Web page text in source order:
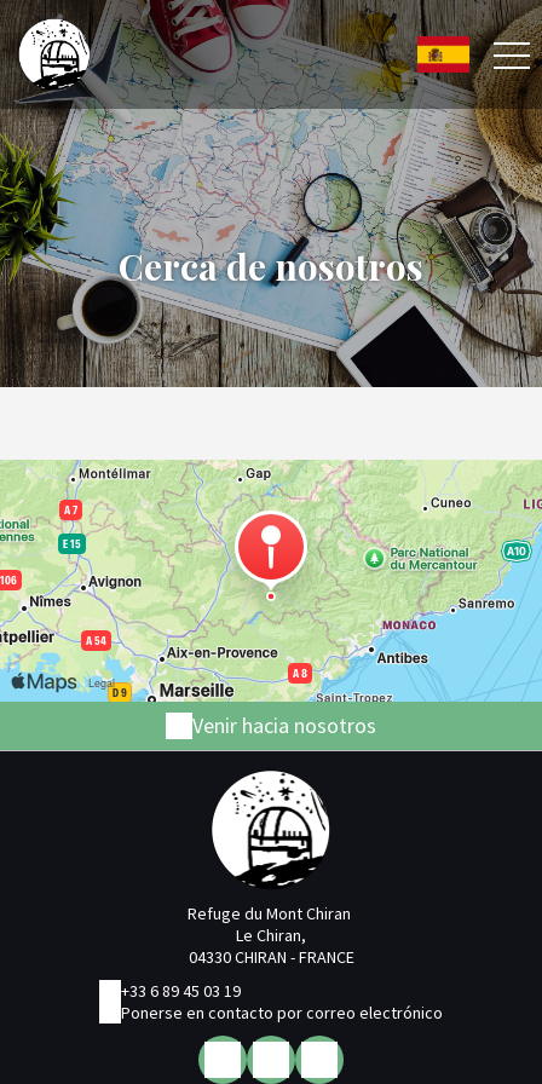
Cerca de nosotros
Venir hacia nosotros
Refuge du Mont Chiran
Le Chiran,
04330 CHIRAN - FRANCE
+33 6 89 45 03 19
Ponerse en contacto por correo electrónico